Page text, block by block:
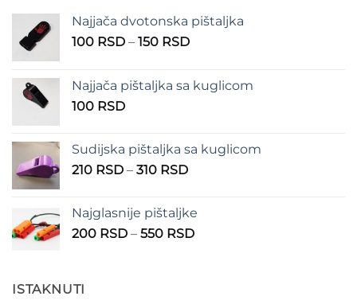
Najjača dvotonska pištaljka
100 RSD – 150 RSDRaspon
100 RSD
Najjača pištaljka sa kuglicom
100 RSD
Sudijska pištaljka sa kuglicom
210 RSD – 310 RSDRaspon
210 RSD
do
Najglasnije pištaljke
200 RSD – 550 RSDRaspon
ISTAKNUTI